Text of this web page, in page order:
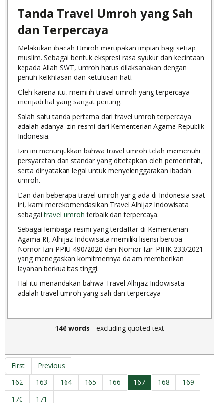
Tanda Travel Umroh yang Sah
dan Terpercaya
Melakukan ibadah Umroh merupakan impian bagi setiap
muslim. Sebagai bentuk ekspresi rasa syukur dan kecintaan
kepada Allah SWT, umroh harus dilaksanakan dengan
penuh keikhlasan dan ketulusan hati.
Oleh karena itu, memilih travel umroh yang terpercaya
menjadi hal yang sangat penting.
Salah satu tanda pertama dari travel umroh terpercaya
adalah adanya izin resmi dari Kementerian Agama Republik
Indonesia.
Izin ini menunjukkan bahwa travel umroh telah memenuhi
persyaratan dan standar yang ditetapkan oleh pemerintah,
serta dinyatakan legal untuk menyelenggarakan ibadah
umroh.
Dan dari beberapa travel umroh yang ada di Indonesia saat
ini, kami merekomendasikan Travel Alhijaz Indowisata
sebagaitravel umroh terbaik dan terpercaya.
Sebagai lembaga resmi yang terdaftar di Kementerian
Agama RI, Alhijaz Indowisata memiliki lisensi berupa
Nomor Izin PPIU 490/2020 dan Nomor Izin PIHK 233/2021
yang menegaskan komitmennya dalam memberikan
layanan berkualitas tinggi.
Hal itu menandakan bahwa Travel Alhijaz Indowisata
adalah travel umroh yang sah dan terpercaya
146 words - excluding quoted text
First
Previous
162
163 164 165 166 167 168
169
170
171